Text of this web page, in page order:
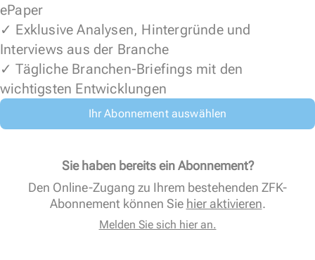
ePaper
✓ Exklusive Analysen, Hintergründe und
Interviews aus der Branche
✓ Tägliche Branchen-Briefings mit den
wichtigsten Entwicklungen
Ihr Abonnement auswählen
Sie haben bereits ein Abonnement?
Den Online-Zugang zu Ihrem bestehenden ZFK-
Abonnement können Sie hier aktivieren.
Melden Sie sich hier an.